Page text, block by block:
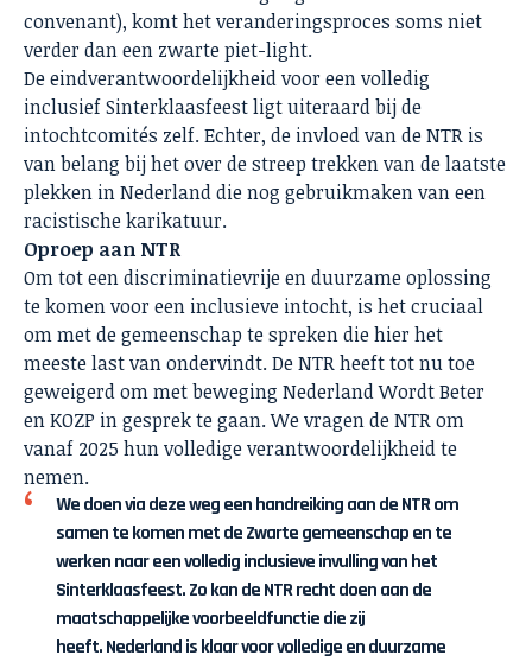
convenant), komt het veranderingsproces soms niet
verder dan een zwarte piet-light.
De eindverantwoordelijkheid voor een volledig
inclusief Sinterklaasfeest ligt uiteraard bij de
intochtcomités zelf. Echter, de invloed van de NTR is
van belang bij het over de streep trekken van de laatste
plekken in Nederland die nog gebruikmaken van een
racistische karikatuur.
Oproep aan NTR
Om tot een discriminatievrije en duurzame oplossing
te komen voor een inclusieve intocht, is het cruciaal
om met de gemeenschap te spreken die hier het
meeste last van ondervindt. De NTR heeft tot nu toe
geweigerd om met beweging Nederland Wordt Beter
en KOZP in gesprek te gaan. We vragen de NTR om
vanaf 2025 hun volledige verantwoordelijkheid te
nemen.
We doen via deze weg een handreiking aan de NTR om
samen te komen met de Zwarte gemeenschap en te
werken naar een volledig inclusieve invulling van het
Sinterklaasfeest. Zo kan de NTR recht doen aan de
maatschappelijke voorbeeldfunctie die zij
heeft. Nederland is klaar voor volledige en duurzame